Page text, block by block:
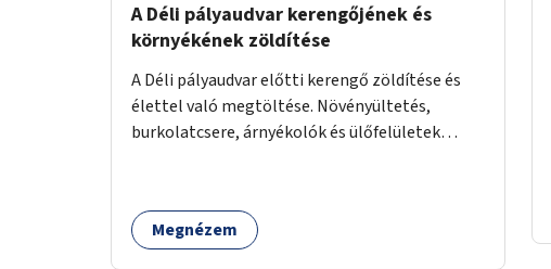
A Déli pályaudvar kerengőjének és
környékének zöldítése
A Déli pályaudvar előtti kerengő zöldítése és
élettel való megtöltése. Növényültetés,
burkolatcsere, árnyékolók és ülőfelületek
területek zöldfelületekkel való gazdagítása.
Megnézem